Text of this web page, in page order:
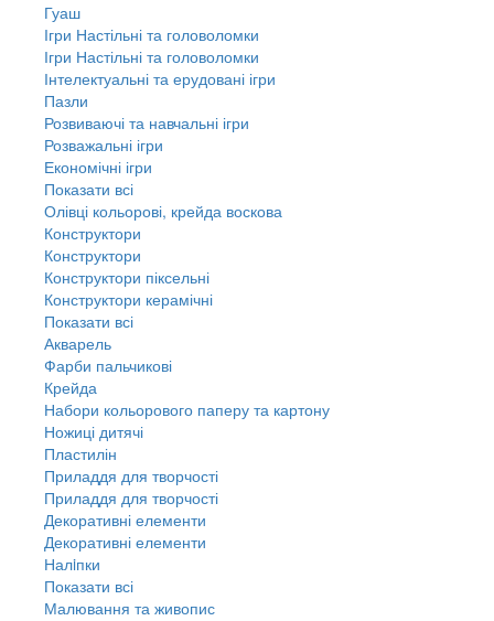
Гуаш
Ігри Настільні та головоломки
Ігри Настільні та головоломки
Інтелектуальні та ерудовані ігри
Пазли
Розвиваючі та навчальні ігри
Розважальні ігри
Економічні ігри
Показати всі
Олівці кольорові, крейда воскова
Конструктори
Конструктори
Конструктори піксельні
Конструктори керамічні
Показати всі
Акварель
Фарби пальчикові
Крейда
Набори кольорового паперу та картону
Ножиці дитячі
Пластилін
Приладдя для творчості
Приладдя для творчості
Декоративні елементи
Декоративні елементи
Налiпки
Показати всі
Малювання та живопис